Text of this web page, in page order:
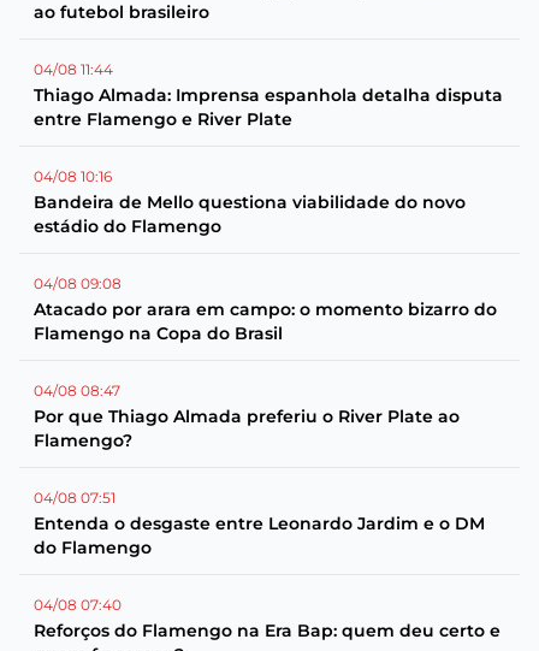
ao futebol brasileiro
04/08 11:44
Thiago Almada: Imprensa espanhola detalha disputa
entre Flamengo e River Plate
04/08 10:16
Bandeira de Mello questiona viabilidade do novo
estádio do Flamengo
04/08 09:08
Atacado por arara em campo: o momento bizarro do
Flamengo na Copa do Brasil
04/08 08:47
Por que Thiago Almada preferiu o River Plate ao
Flamengo?
04/08 07:51
Entenda o desgaste entre Leonardo Jardim e o DM
do Flamengo
04/08 07:40
Reforços do Flamengo na Era Bap: quem deu certo e